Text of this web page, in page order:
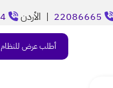
| الأردن
أطلب عرض للنظام